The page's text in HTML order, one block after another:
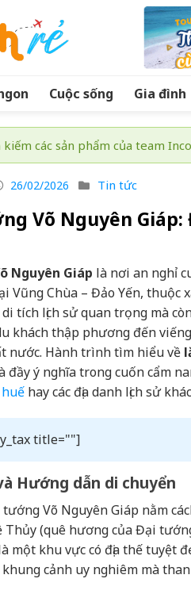
Cuộc sống Gia đình
các sản phẩm của team
26/02/2026 Tin tức
Võ Nguyên
Nguyên Giáp là nơi an nghỉ
Vũng Chùa – Đảo Yến,
tích lịch sử quan trọng mà
khách thập phương đến
nước. Hành trình tìm hiểu về
đầy ý nghĩa trong cuốn cẩm
hay các địa danh lịch sử
title=""]
Hướng dẫn di chuyển
Võ Nguyên Giáp nằm
Thủy (quê hương của Đại
một khu vực có địa thế
cảnh uy nghiêm mà